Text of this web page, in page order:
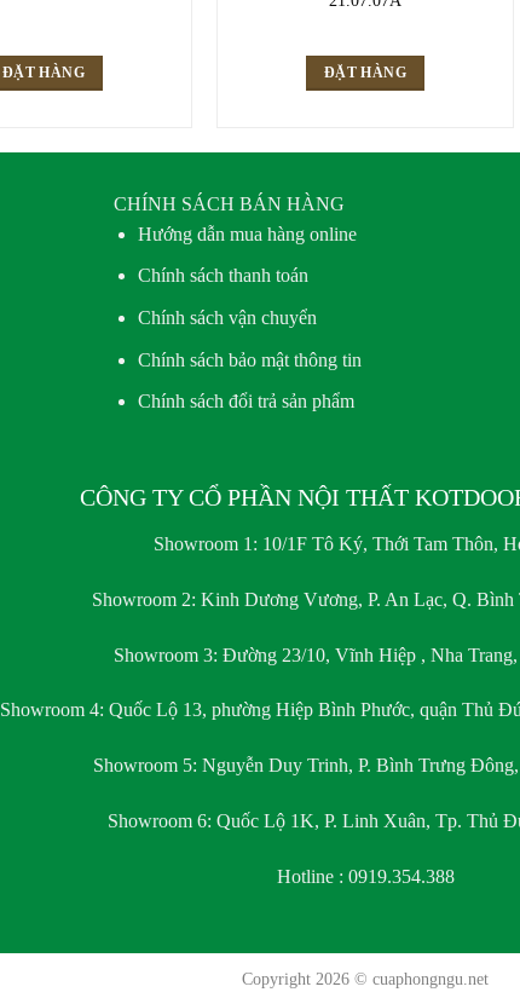
ĐẶT HÀNG ĐẶT HÀNG
CHÍNH SÁCH BÁN HÀNG
Hướng dẫn mua hàng online
Chính sách thanh toán
Chính sách vận chuyển
Chính sách bảo mật thông tin
Chính sách đổi trả sản phẩm
CÔNG TY CỔ PHẦN NỘI THẤT
Showroom 1: 10/1F Tô Ký, Thới Tam Thôn,
Showroom 2: Kinh Dương Vương, P. An Lạc, Q. Bình
Showroom 3: Đường 23/10, Vĩnh Hiệp , Nha
Showroom 4: Quốc Lộ 13, phường Hiệp Bình Phước, quận Thủ
Showroom 5: Nguyễn Duy Trinh, P. Bình Trưng
Showroom 6: Quốc Lộ 1K, P. Linh Xuân, Tp. Thủ
Hotline : 0919.354.388
Copyright 2026 © cuaphongngu.net